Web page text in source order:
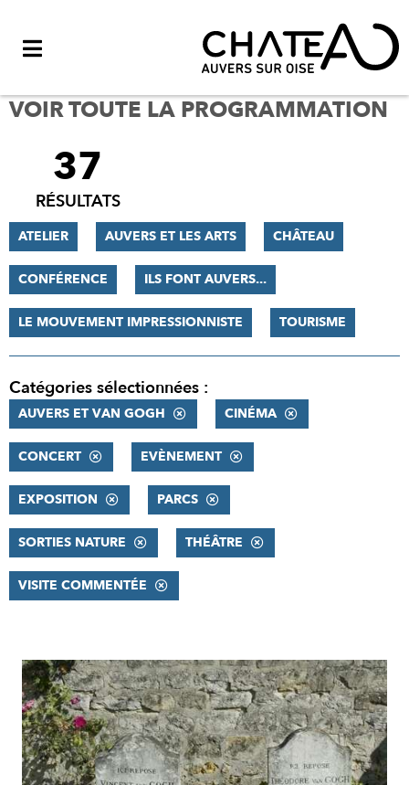
VOIR TOUTE LA PROGRAMMATION
FILTRER
RÉSULTATS
37
RÉSULTATS
ATELIER AUVERS ET LES ARTS CHÂTEAU
CONFÉRENCE ILS FONT AUVERS...
LE MOUVEMENT IMPRESSIONNISTE TOURISME
Catégories sélectionnées :
AUVERS ET VAN GOGH CINÉMA
CONCERT EVÈNEMENT
EXPOSITION PARCS
SORTIES NATURE THÉÂTRE
VISITE COMMENTÉE
RÉSULTATS